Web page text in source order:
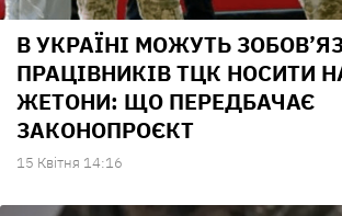
В УКРАЇНІ МОЖУТЬ
ПРАЦІВНИКІВ ТЦК НОСИТИ
ЖЕТОНИ: ЩО ПЕРЕДБАЧАЄ
ЗАКОНОПРОЄКТ
15 Квiтня 14:16